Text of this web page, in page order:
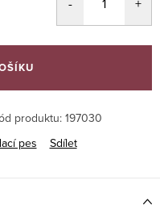
produktu: 197030
pes Sdílet